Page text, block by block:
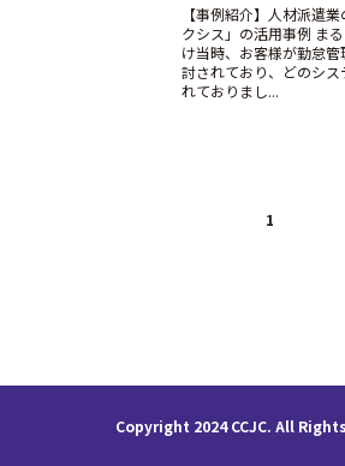
【事例紹介】人材派遣
クシス」の活用事例 ま
け当時、お客様が勤怠
討されており、どのシ
れておりまし...
1
Copyright 2024 CCJC. All